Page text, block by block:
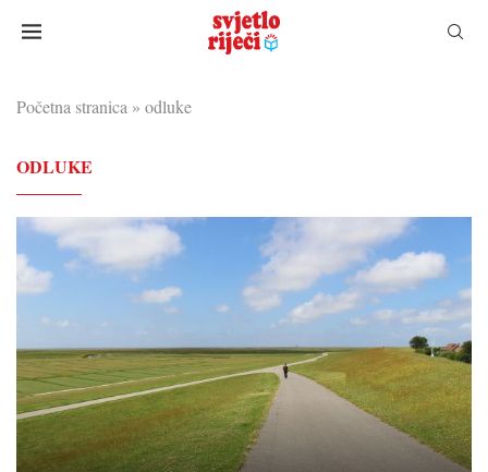
Početna stranica » odluke
ODLUKE